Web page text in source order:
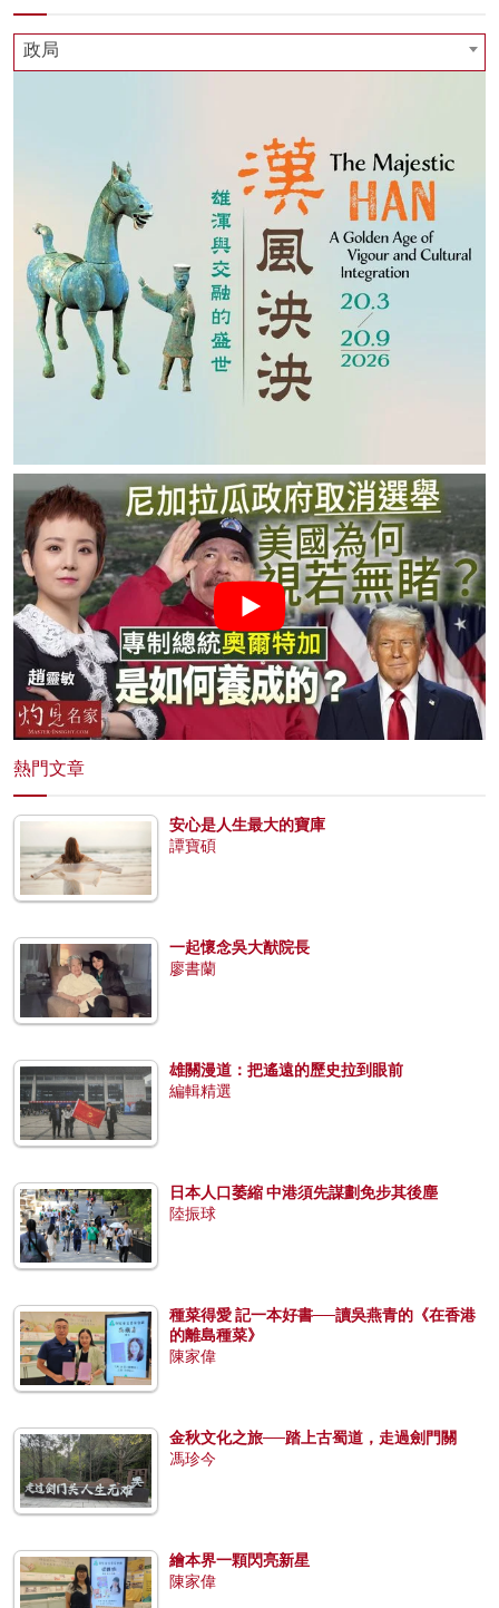
政局
熱門文章
安心是人生最大的寶庫
譚寶碩
一起懷念吳大猷院長
廖書蘭
雄關漫道：把遙遠的歷史拉到眼前
編輯精選
日本人口萎縮 中港須先謀劃免步其後塵
陸振球
種菜得愛 記一本好書──讀吳燕青的《在香港
的離島種菜》
陳家偉
金秋文化之旅──踏上古蜀道，走過劍門關
馮珍今
繪本界一顆閃亮新星
陳家偉